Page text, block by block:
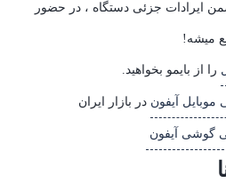
ایرادات جزئی دستگاه ، در حضور
میشه!
را از بایمو بخواهید.
آیفون در بازار ایران
گوشی آیفون